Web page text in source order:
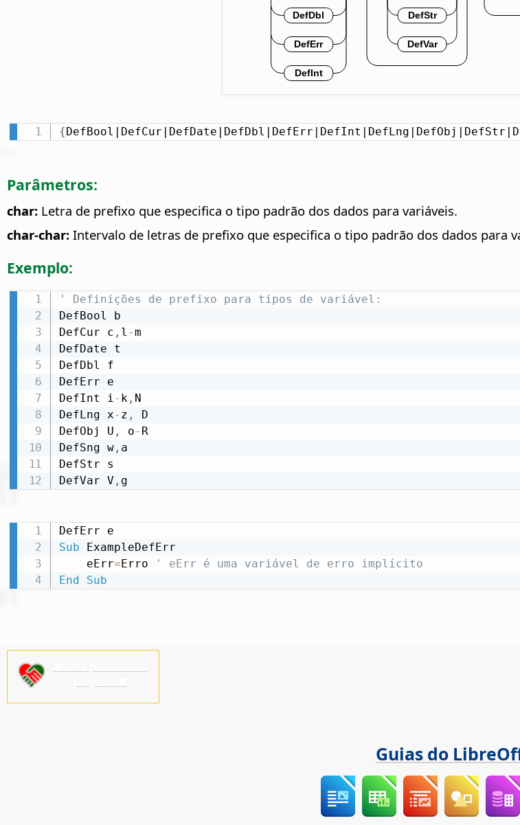
{
Parâmetros:
char: Letra de prefixo que especifica o tipo padrão dos dados para variáveis.
char-char: Intervalo de letras de prefixo que especifica o tipo padrão dos dados para
Exemplo:
' Definições de prefixo para tipos de variável:
DefBool b
DefCur c , l -m
DefDate t
DefDbl f
DefErr e
DefInt i- k, N
DefLng x- z ,
D
DefObj U , o- R
DefSng w, a
DefStr s
DefVar V , g
Sub ExampleDefErr
    eErr
= Erro
' eErr é uma variável de erro implícito
End
Sub
Guias do